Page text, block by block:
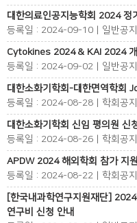
대한의료인공지능학회 2024 정
등록일 : 2024-09-10 | 일반공지
Cytokines 2024 & KAI 2024
등록일 : 2024-09-02 | 일반공지
대한소화기학회-대한면역학회
등록일 : 2024-08-28 | 학회공지
대한소화기학회 신임 평의원 신
등록일 : 2024-08-26 | 학회공지
APDW 2024 해외학회 참가 지
등록일 : 2024-08-22 | 학회공지
[한국내과학연구지원재단]
연구비 신청 안내